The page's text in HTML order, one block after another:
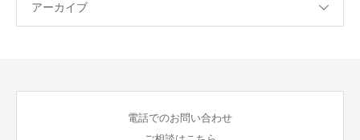
アーカイブ
電話でのお問い合わせ